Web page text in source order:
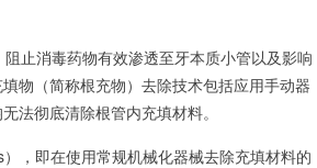
止消毒药物有效渗透至牙本质小管以及影响
物（简称根充物）去除技术包括应用手动器
法彻底清除根管内充填材料。
，即在使用常规机械化器械去除充填材料的